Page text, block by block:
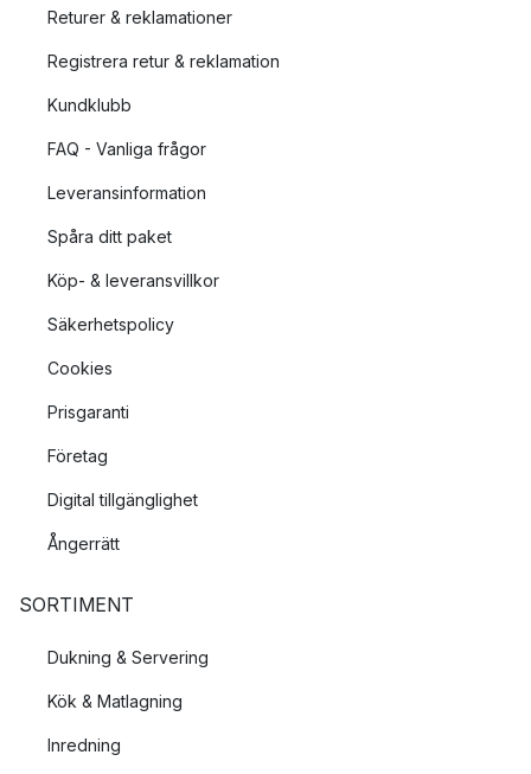
Returer & reklamationer
Registrera retur & reklamation
Kundklubb
FAQ - Vanliga frågor
Leveransinformation
Spåra ditt paket
Köp- & leveransvillkor
Säkerhetspolicy
Cookies
Prisgaranti
Företag
Digital tillgänglighet
Ångerrätt
SORTIMENT
Dukning & Servering
Kök & Matlagning
Inredning